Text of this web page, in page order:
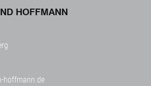
HOFFMANN
hoffmann.de